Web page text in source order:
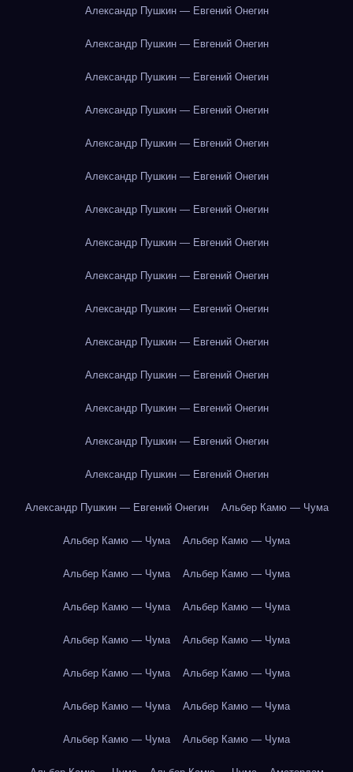
Александр Пушкин — Евгений Онегин
Александр Пушкин — Евгений Онегин
Александр Пушкин — Евгений Онегин
Александр Пушкин — Евгений Онегин
Александр Пушкин — Евгений Онегин
Александр Пушкин — Евгений Онегин
Александр Пушкин — Евгений Онегин
Александр Пушкин — Евгений Онегин
Александр Пушкин — Евгений Онегин
Александр Пушкин — Евгений Онегин
Александр Пушкин — Евгений Онегин
Александр Пушкин — Евгений Онегин
Александр Пушкин — Евгений Онегин
Александр Пушкин — Евгений Онегин
Александр Пушкин — Евгений Онегин
Александр Пушкин — Евгений Онегин Альбер Камю — Чума
Альбер Камю — Чума Альбер Камю — Чума
Альбер Камю — Чума Альбер Камю — Чума
Альбер Камю — Чума Альбер Камю — Чума
Альбер Камю — Чума Альбер Камю — Чума
Альбер Камю — Чума Альбер Камю — Чума
Альбер Камю — Чума Альбер Камю — Чума
Альбер Камю — Чума Альбер Камю — Чума